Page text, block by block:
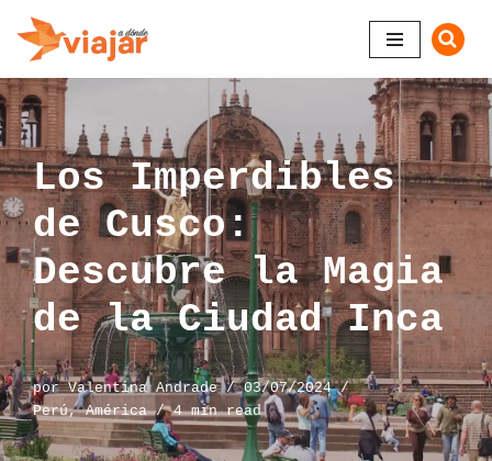
Saltar
al
contenido
Los Imperdibles
de Cusco:
Descubre la Magia
de la Ciudad Inca
porValentina Andrade
03/07/2024
Perú,América 4 min read